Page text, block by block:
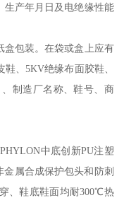
生产年月日及电绝缘性能
盒包装。在袋或盒上应有
、5KV绝缘布面胶鞋、
、制造厂名称、鞋号、商
中底创新PU注塑
属合成保护包头和防刺
、鞋底鞋面均耐300℃热